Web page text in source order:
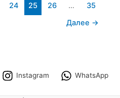
24 25 26 …
35
Далее →
Instagram WhatsApp